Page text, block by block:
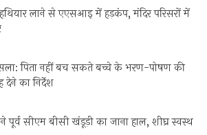
लाने से एएसआइ में हड़कंप, मंदिर परिसरों में
पिता नहीं बच सकते बच्चे के भरण-पोषण की
देने का निर्देश
ने पूर्व सीएम बीसी खंडूड़ी का जाना हाल, शीघ्र स्वस्थ